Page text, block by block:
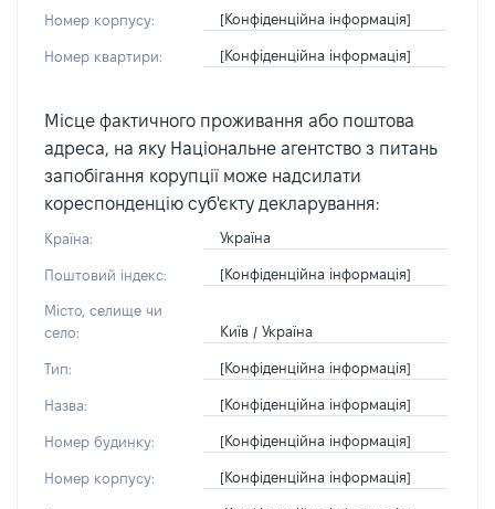
Номер корпусу: [Конфіденційна інформація]
Номер квартири: [Конфіденційна інформація]
Місце фактичного проживання або поштова
адреса, на яку Національне агентство з питань
запобігання корупції може надсилати
кореспонденцію суб'єкту декларування:
Країна: Україна
Поштовий індекс: [Конфіденційна інформація]
Місто, селище чи
село:
Київ / Україна
Тип: [Конфіденційна інформація]
Назва: [Конфіденційна інформація]
Номер будинку: [Конфіденційна інформація]
Номер корпусу: [Конфіденційна інформація]